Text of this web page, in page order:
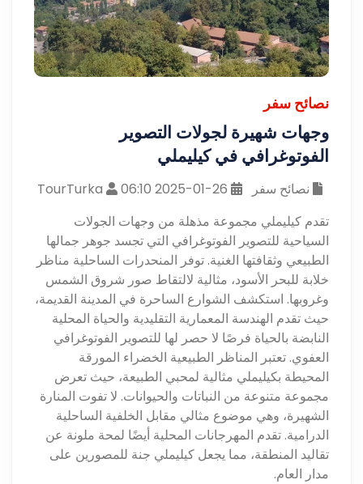
نصائح سفر
وجهات شهيرة لجولات التصوير
الفوتوغرافي في كيليملي
نصائح سفر
تقدم كيليملي مجموعة مذهلة من وجهات الجولات
السياحية للتصوير الفوتوغرافي التي تجسد جوهر جمالها
الطبيعي وثقافتها الغنية. توفر المنحدرات الساحلية مناظر
خلابة للبحر الأسود، مثالية لالتقاط صور شروق الشمس
وغروبها. استكشف الشوارع الساحرة في المدينة القديمة،
حيث تقدم الهندسة المعمارية التقليدية والحياة المحلية
النابضة بالحياة فرصًا لا حصر لها للتصوير الفوتوغرافي
العفوي. تعتبر المناظر الطبيعية الخضراء المورقة
المحيطة بكيليملي مثالية لمحبي الطبيعة، حيث تعرض
مجموعة متنوعة من النباتات والحيوانات. لا تفوت المنارة
الشهيرة، وهي موضوع مثالي مقابل الخلفية الساحلية
الدرامية. تقدم المهرجانات المحلية أيضًا لمحة ملونة عن
تقاليد المنطقة، مما يجعل كيليملي جنة للمصورين على
مدار العام.